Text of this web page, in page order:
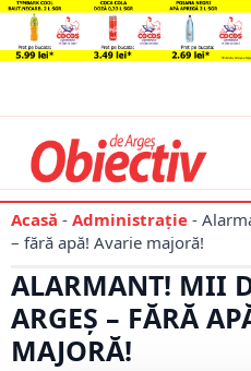
Acasă - Administraţie -
– fără apă! Avarie majoră!
ALARMANT! MII
ARGEȘ – FĂRĂ
MAJORĂ!